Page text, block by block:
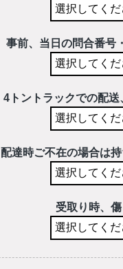
事前、当日の問合番号
4トントラックでの配送
配達時ご不在の場合は
受取り時、